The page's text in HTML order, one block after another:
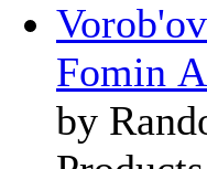
Fomin
by